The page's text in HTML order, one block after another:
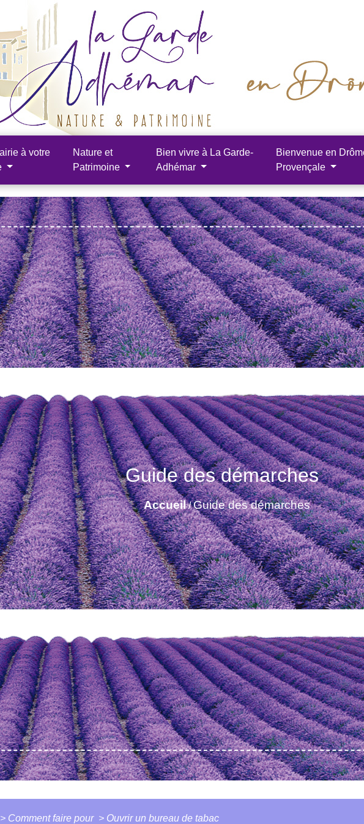
à votre
Nature et
Patrimoine
Bien vivre à La Garde-
Adhémar
Bienvenue en
Provençale
Guide des démarches
Accueil/Guide des démarches
> Comment faire pour > Ouvrir un bureau de tabac